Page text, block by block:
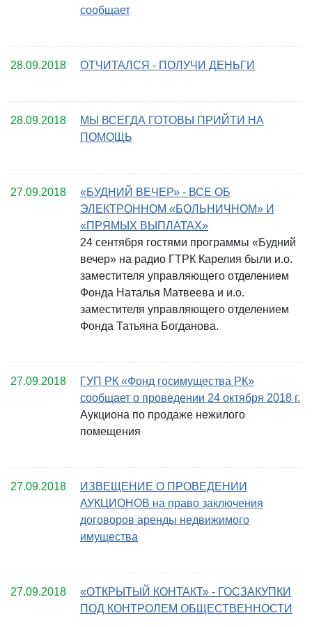
сообщает
28.09.2018 ОТЧИТАЛСЯ - ПОЛУЧИ ДЕНЬГИ
28.09.2018
МЫ ВСЕГДА ГОТОВЫ ПРИЙТИ НА
ПОМОЩЬ
27.09.2018
«БУДНИЙ ВЕЧЕР» - ВСЕ ОБ
ЭЛЕКТРОННОМ «БОЛЬНИЧНОМ» И
«ПРЯМЫХ ВЫПЛАТАХ»
24 сентября гостями программы «Будний
вечер» на радио ГТРК Карелия были и.о.
заместителя управляющего отделением
Фонда Наталья Матвеева и и.о.
заместителя управляющего отделением
Фонда Татьяна Богданова.
27.09.2018
ГУП РК «Фонд госимущества РК»
сообщает о проведении 24 октября 2018 г.
Аукциона по продаже нежилого
помещения
27.09.2018
ИЗВЕЩЕНИЕ О ПРОВЕДЕНИИ
АУКЦИОНОВ на право заключения
договоров аренды недвижимого
имущества
27.09.2018
«ОТКРЫТЫЙ КОНТАКТ» - ГОСЗАКУПКИ
ПОД КОНТРОЛЕМ ОБЩЕСТВЕННОСТИ